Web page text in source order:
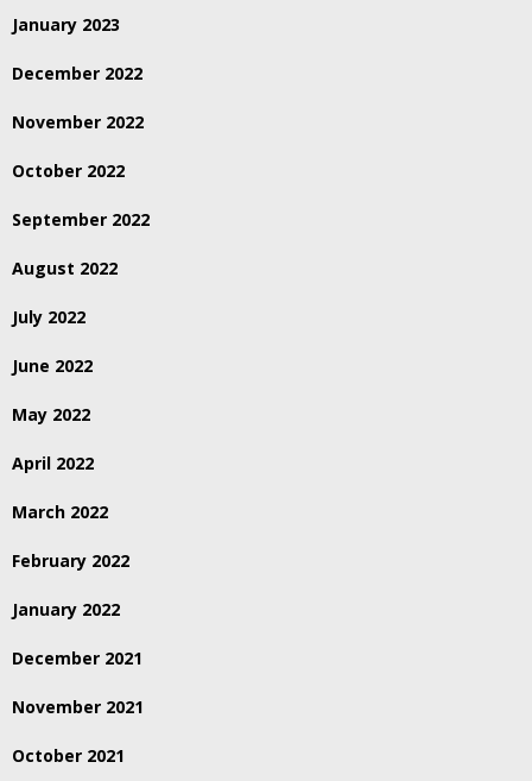
January 2023
December 2022
November 2022
October 2022
September 2022
August 2022
July 2022
June 2022
May 2022
April 2022
March 2022
February 2022
January 2022
December 2021
November 2021
October 2021